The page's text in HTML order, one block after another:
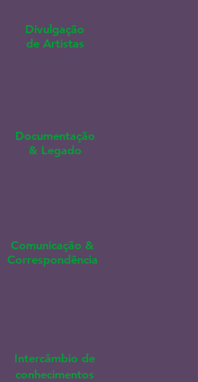
Divulgação
de Artistas
Documentação
& Legado
Comunicação &
Correspondência
Intercâmbio de
conhecimentos